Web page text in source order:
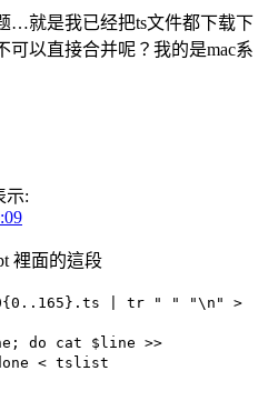
…就是我已经把ts文件都下载下
可以直接合并呢？我的是mac系
示:
裡面的這段
| tr " " "\n" >
do cat $line >>
< tslist